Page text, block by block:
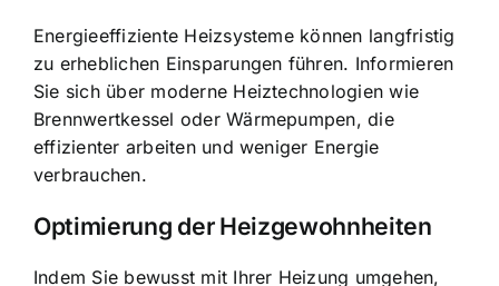
Energieeffiziente Heizsysteme können langfristig
zu erheblichen Einsparungen führen. Informieren
Sie sich über moderne Heiztechnologien wie
Brennwertkessel oder Wärmepumpen, die
effizienter arbeiten und weniger Energie
verbrauchen.
Optimierung der Heizgewohnheiten
Indem Sie bewusst mit Ihrer Heizung umgehen,